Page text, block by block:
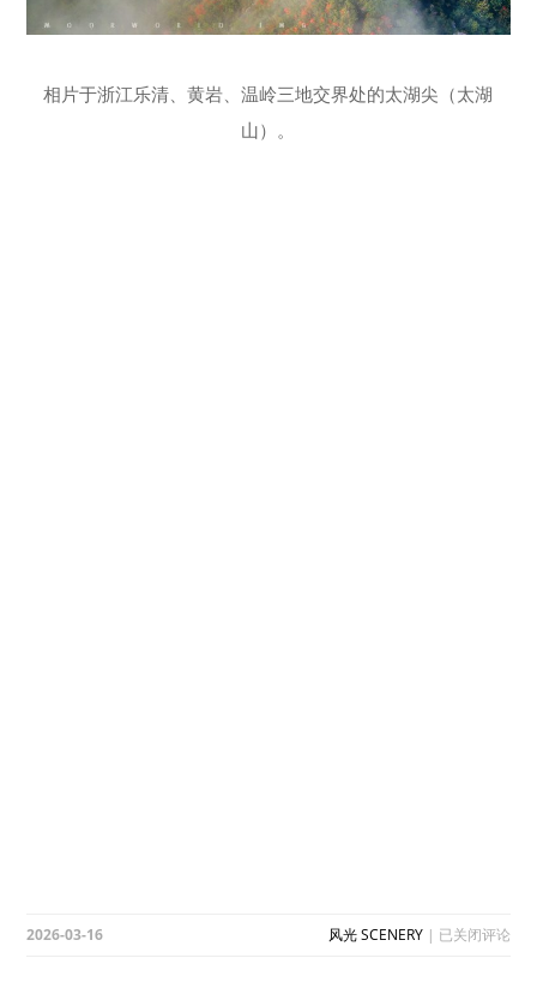
相片于浙江乐清、黄岩、温岭三地交界处的太湖尖（太湖
山）。
2026-03-16 风光 SCENERY| 台
已关闭评论